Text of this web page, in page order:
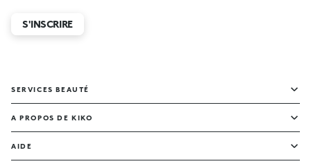
S'INSCRIRE
SERVICES BEAUTÉ
A PROPOS DE KIKO
AIDE